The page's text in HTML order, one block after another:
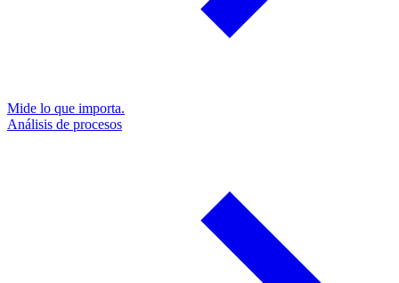
Mide lo que importa.
Análisis de procesos